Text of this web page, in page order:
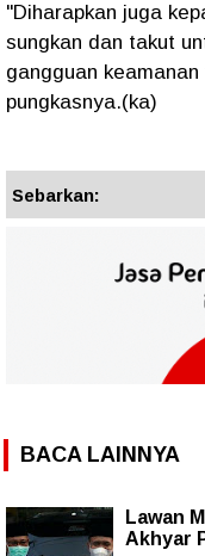
"Diharapkan juga
sungkan dan takut
gangguan
pungkasnya.(ka)
Sebarkan:
BACA LAINNYA
Lawan
Akhyar